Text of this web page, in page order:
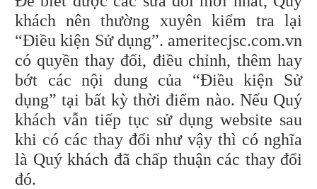
khách nên thường xuyên kiểm tra lại
“Điều kiện Sử dụng”. ameritecjsc.com.vn
có quyền thay đổi, điều chỉnh, thêm hay
bớt các nội dung của “Điều kiện Sử
dụng” tại bất kỳ thời điểm nào. Nếu Quý
khách vẫn tiếp tục sử dụng website sau
khi có các thay đổi như vậy thì có nghĩa
là Quý khách đã chấp thuận các thay đổi
đó.